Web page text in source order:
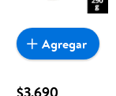
Agregar